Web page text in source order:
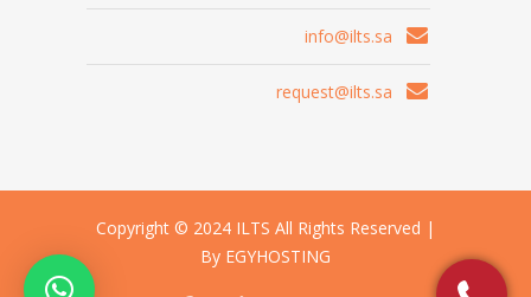
info@ilts.sa
request@ilts.sa
Copyright © 2024 ILTS All Rights Reserved |
By EGYHOSTING